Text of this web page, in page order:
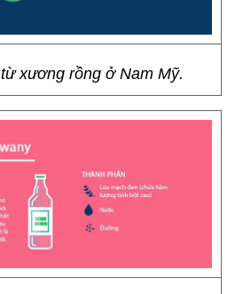
xương rồng ở Nam Mỹ.